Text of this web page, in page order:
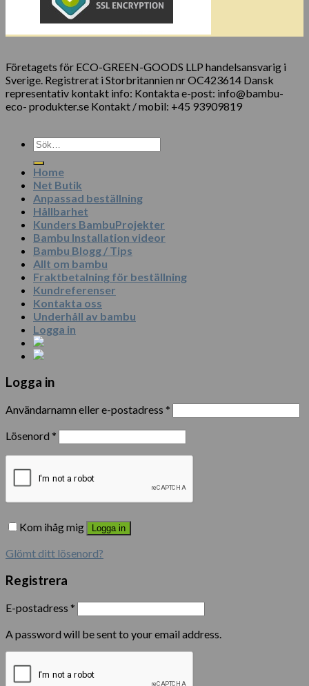
Företagets för ECO-GREEN-GOODS LLP handelsansvarig i
Sverige. Registrerat i Storbritannien nr OC423614 Dansk
representativ kontakt info: Kontakta e-post: info@bambu-
eco- produkter.se Kontakt / mobil: +45 93909819
Sök
efter:
Home
Net Butik
Anpassad beställning
Hållbarhet
Kunders BambuProjekter
Bambu Installation videor
Bambu Blogg / Tips
Allt om bambu
Fraktbetalning för beställning
Kundreferenser
Kontakta oss
Underhåll av bambu
Logga in
Logga in
Användarnamn eller e-postadress *
Lösenord *
Kom ihåg mig Logga in
Glömt ditt lösenord?
Registrera
E-postadress *
A password will be sent to your email address.